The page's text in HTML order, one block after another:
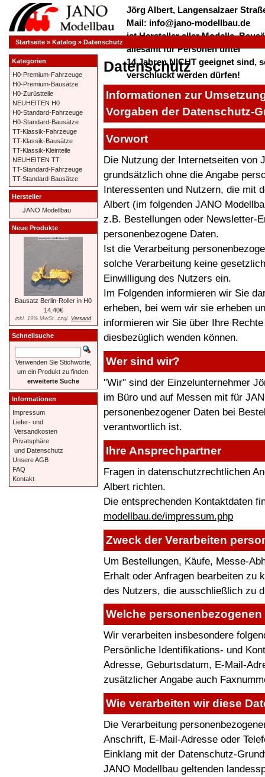
Jörg Albert, Langensalzaer
Mail: info@jano-modellbau.de
ist Hersteller aller Modelle,
allesamt für Personen unter
14 Jahren NICHT geeignet sind,
verschluckt werden dürfen!
*************** Herzlich
***************
Startseite » Katalog » Datenschutz
Datenschutz
Informationen zur
Vorgaben der Datenschutz-
Vorwort
Die Nutzung der Internetseiten von
grundsätzlich ohne die Angabe
Interessenten und Nutzern, die mit
Albert (im folgenden JANO
z.B. Bestellungen oder Newsletter-
personenbezogene Daten.
Ist die Verarbeitung
solche Verarbeitung keine
Einwilligung des Nutzers ein.
Im Folgenden informieren wir Sie
erheben, bei wem wir sie erheben
informieren wir Sie über Ihre
diesbezüglich wenden können.
Wer sind wir?
"Wir" sind der Einzelunternehmer
im Büro und auf Messen mit für
personenbezogener Daten bei
verantwortlich ist.
Ihre Ansprechpartner
Fragen in datenschutzrechtlichen
Albert richten.
Die entsprechenden Kontaktdaten
modellbau.de/impressum.php
Zweck der Verarbeiten
Um Bestellungen, Käufe, Messe-
Erhalt oder Anfragen bearbeiten zu
des Nutzers, die ausschließlich zu
Welche
Wir verarbeiten insbesondere
Persönliche Identifikations- und
Adresse, Geburtsdatum, E-Mail-
zusätzlicher Angabe auch
Wie verarbeiten wir diese
Die Verarbeitung
Anschrift, E-Mail-Adresse oder
Einklang mit der Datenschutz-
JANO Modellbau geltenden
Kategorien
H0-Premium-Fahrzeuge
H0-Premium-Bausätze
H0-Zurüstteile
NEUHEITEN H0
H0-Standard-Fahrzeuge
H0-Standard-Bausätze
TT-Klassik-Fahrzeuge
TT-Klassik-Bausätze
TT-Klassik-Kleinteile
NEUHEITEN TT
TT-Standard-Fahrzeuge
TT-Standard-Bausätze
Hersteller
JANO Modellbau
Neue Produkte
Bausatz Berlin-Roller in H0
14.40€
inkl. 19% MwSt. zzgl. Versand
Schnellsuche
Verwenden Sie Stichworte,
um ein Produkt zu finden.
erweiterte Suche
Informationen
Impressum
Liefer- und
Versandkosten
Privatsphäre
und Datenschutz
Unsere AGB
FAQ
Kontakt